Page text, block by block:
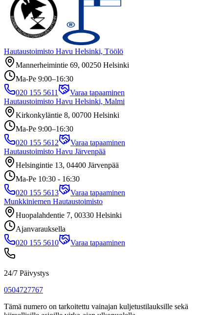
Hautaustoimisto Havu Helsinki, Töölö
Mannerheimintie 69, 00250 Helsinki
Ma-Pe 9:00–16:30
020 155 5611
Varaa tapaaminen
Hautaustoimisto Havu Helsinki, Malmi
Kirkonkyläntie 8, 00700 Helsinki
Ma-Pe 9:00–16:30
020 155 5612
Varaa tapaaminen
Hautaustoimisto Havu Järvenpää
Helsingintie 13, 04400 Järvenpää
Ma-Pe 10:30 - 16:30
020 155 5613
Varaa tapaaminen
Munkkiniemen Hautaustoimisto
Huopalahdentie 7, 00330 Helsinki
Ajanvarauksella
020 155 5610
Varaa tapaaminen
24/7 Päivystys
0504727767
Tämä numero on tarkoitettu vainajan kuljetustilauksille sekä